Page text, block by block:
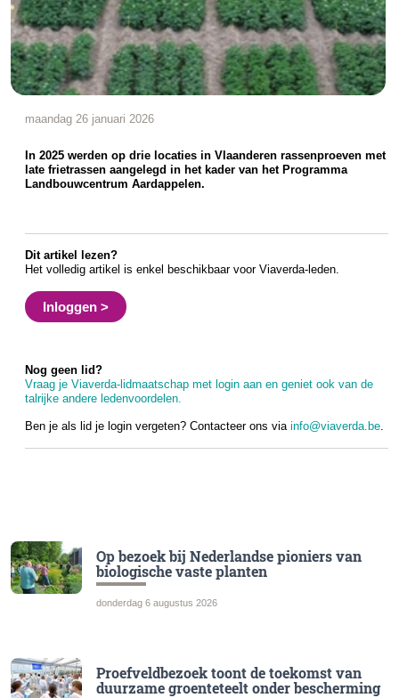
maandag 26 januari 2026
In 2025 werden op drie locaties in Vlaanderen rassenproeven met
late frietrassen aangelegd in het kader van het Programma
Landbouwcentrum Aardappelen.
Dit artikel lezen?
Het volledig artikel is enkel beschikbaar voor Viaverda-leden.
Inloggen >
Nog geen lid?
Vraag je Viaverda-lidmaatschap met login aan en geniet ook van de
talrijke andere ledenvoordelen.
Ben je als lid je login vergeten? Contacteer ons via info@viaverda.be
Op bezoek bij Nederlandse pioniers van
biologische vaste planten
donderdag 6 augustus 2026
Proefveldbezoek toont de toekomst van
duurzame groenteteelt onder bescherming